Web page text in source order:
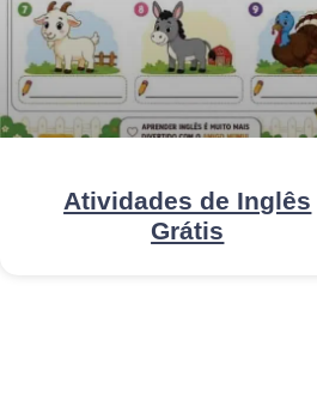
Atividades de Inglês
Grátis